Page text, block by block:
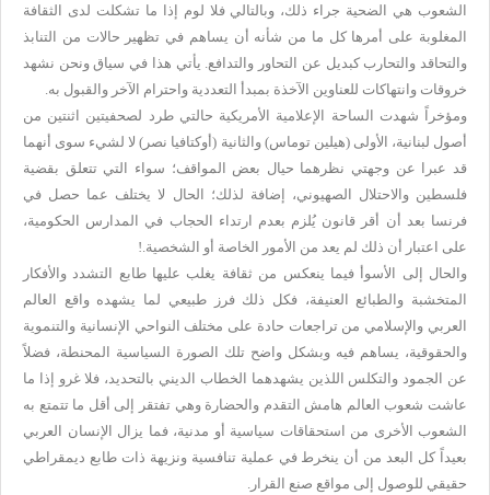
الشعوب هي الضحية جراء ذلك، وبالتالي فلا لوم إذا ما تشكلت لدى الثقافة
المغلوبة على أمرها كل ما من شأنه أن يساهم في تظهير حالات من التنابذ
والتحاقد والتحارب كبديل عن التحاور والتدافع. يأتي هذا في سياق ونحن نشهد
خروقات وانتهاكات للعناوين الآخذة بمبدأ التعددية واحترام الآخر والقبول به
ومؤخراً شهدت الساحة الإعلامية الأمريكية حالتي طرد لصحفيتين اثنتين من
أصول لبنانية، الأولى (هيلين توماس) والثانية (أوكتافيا نصر) لا لشيء سوى أنهما
قد عبرا عن وجهتي نظرهما حيال بعض المواقف؛ سواء التي تتعلق بقضية
فلسطين والاحتلال الصهيوني، إضافة لذلك؛ الحال لا يختلف عما حصل في
فرنسا بعد أن أقر قانون يُلزم بعدم ارتداء الحجاب في المدارس الحكومية،
على اعتبار أن ذلك لم يعد من الأمور الخاصة أو الشخصية !.
والحال إلى الأسوأ فيما ينعكس من ثقافة يغلب عليها طابع التشدد والأفكار
المتخشبة والطبائع العنيفة، فكل ذلك فرز طبيعي لما يشهده واقع العالم
العربي والإسلامي من تراجعات حادة على مختلف النواحي الإنسانية والتنموية
والحقوقية، يساهم فيه وبشكل واضح تلك الصورة السياسية المحنطة، فضلاً
عن الجمود والتكلس اللذين يشهدهما الخطاب الديني بالتحديد، فلا غرو إذا ما
عاشت شعوب العالم هامش التقدم والحضارة وهي تفتقر إلى أقل ما تتمتع به
الشعوب الأخرى من استحقاقات سياسية أو مدنية، فما يزال الإنسان العربي
بعيداً كل البعد من أن ينخرط في عملية تنافسية ونزيهة ذات طابع ديمقراطي
حقيقي للوصول إلى مواقع صنع القرار